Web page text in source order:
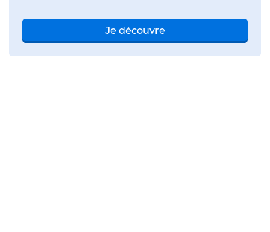
Je découvre